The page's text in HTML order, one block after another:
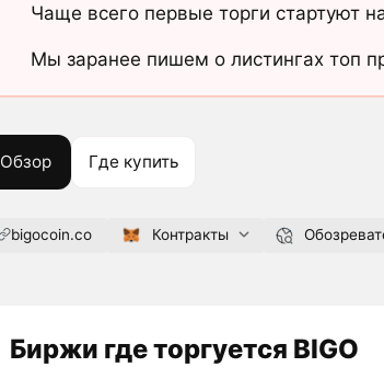
Чаще всего первые торги стартуют
Мы заранее пишем о листингах топ
Обзор Где купить
bigocoin.co Контракты
Биржи где торгуется BIGO